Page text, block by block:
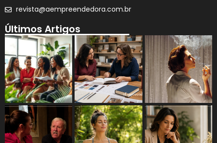
revista@aempreendedora.com.br
Últimos Artigos